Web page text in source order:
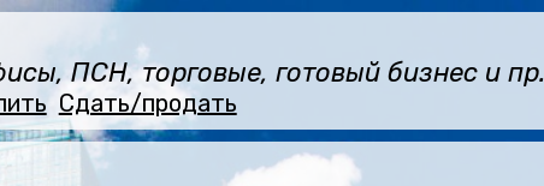
ПСН, торговые, готовый бизнес и пр.
Сдать/продать